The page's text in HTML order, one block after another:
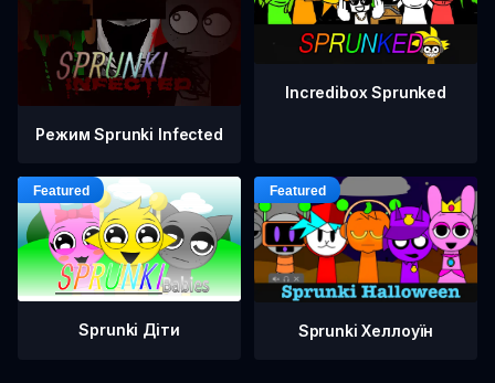
Режим Sprunki Infected
Incredibox Sprunked
Sprunki Діти Sprunki Хеллоуїн